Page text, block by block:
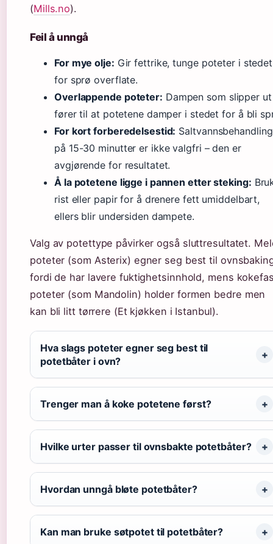
(Mills.no).
Feil å unngå
For mye olje: Gir fettrike, tunge poteter i stedet
for sprø overflate.
Overlappende poteter: Dampen som slipper ut
fører til at potetene damper i stedet for å bli
For kort forberedelsestid:
på 15-30 minutter er ikke valgfri – den er
avgjørende for resultatet.
Å la potetene ligge i pannen etter steking:
rist eller papir for å drenere fett umiddelbart,
ellers blir undersiden dampete.
Valg av potettype påvirker også sluttresultatet.
poteter (som Asterix) egner seg best til
fordi de har lavere fuktighetsinnhold, mens
poteter (som Mandolin) holder formen bedre men
kan bli litt tørrere (Et kjøkken i Istanbul).
Hva slags poteter egner seg best til
potetbåter i ovn?
Trenger man å koke potetene først?
Hvilke urter passer til ovnsbakte potetbåter?
Hvordan unngå bløte potetbåter?
Kan man bruke søtpotet til potetbåter?